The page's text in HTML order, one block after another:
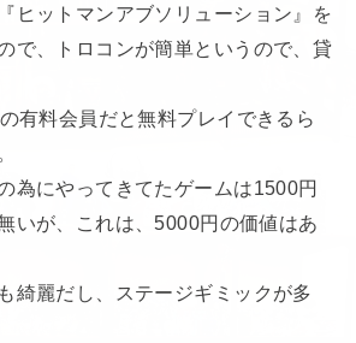
ヒットマンアブソリューション』を
で、トロコンが簡単というので、貸
有料会員だと無料プレイできるら
為にやってきてたゲームは1500円
いが、これは、5000円の価値はあ
綺麗だし、ステージギミックが多